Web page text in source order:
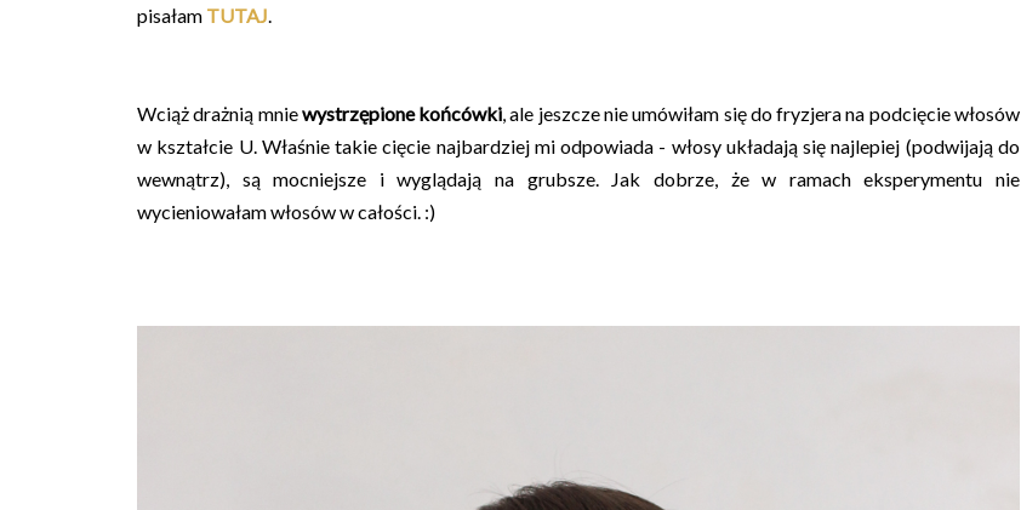
pisałam TUTAJ.
Wciąż drażnią mniewystrzępione końcówki, ale jeszcze nie umówiłam się do fryzjera na podcięcie włosów
w kształcie U. Właśnie takie cięcie najbardziej mi odpowiada - włosy układają się najlepiej (podwijają do
wewnątrz), są mocniejsze i wyglądają na grubsze. Jak dobrze, że w ramach eksperymentu nie
wycieniowałam włosów w całości. :)